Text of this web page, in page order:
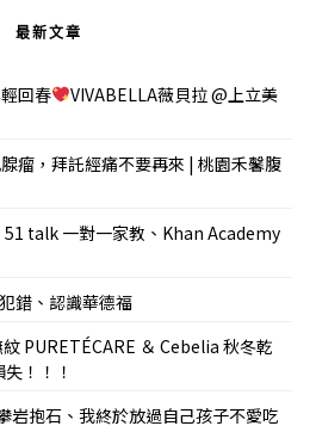
最新文章
回春
VIVABELLA薇貝拉 @上立美
瘤，拜託經痛不要再來 | 桃園禾馨腹
51 talk 一對一家教、Khan Academy
錯、認識華德福
PURETÉCARE ＆ Cebelia 秋冬乾
！！！
岩抱石、我終於放過自己孩子不愛吃